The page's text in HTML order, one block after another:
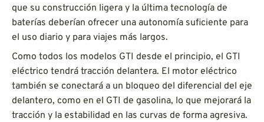
que su construcción ligera y la última tecnología de
baterías deberían ofrecer una autonomía suficiente para
el uso diario y para viajes más largos.
Como todos los modelos GTI desde el principio, el GTI
eléctrico tendrá tracción delantera. El motor eléctrico
también se conectará a un bloqueo del diferencial del eje
delantero, como en el GTI de gasolina, lo que mejorará la
tracción y la estabilidad en las curvas de forma agresiva.